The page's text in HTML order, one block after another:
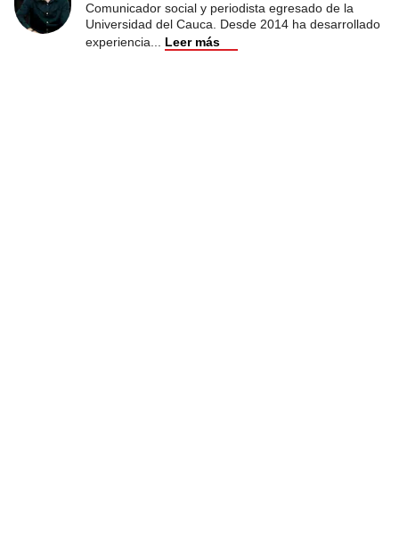
Comunicador social y periodista egresado de la
Universidad del Cauca. Desde 2014 ha desarrollado
experiencia... Leer más